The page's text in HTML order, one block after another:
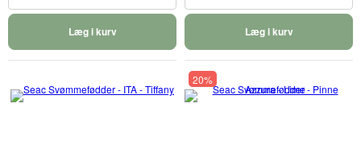
Læg i kurv Læg i kurv
20%